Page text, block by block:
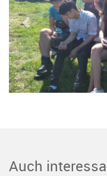
Auch